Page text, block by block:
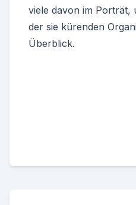
viele davon im Porträt,
der sie kürenden
Überblick.